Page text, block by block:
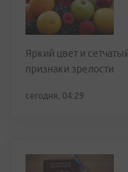
Яркий цвет и
признаки зрелости
сегодня, 04:29